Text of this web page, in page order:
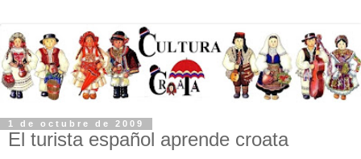
1 de octubre de 2009
El turista español aprende croata